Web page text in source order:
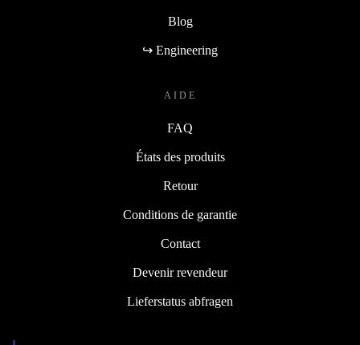
Blog
↪ Engineering
AIDE
FAQ
États des produits
Retour
Conditions de garantie
Contact
Devenir revendeur
Lieferstatus abfragen